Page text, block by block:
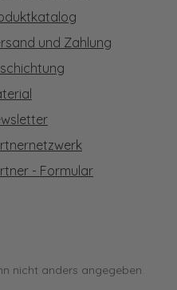
und Zahlung
- Formular
nicht anders angegeben.